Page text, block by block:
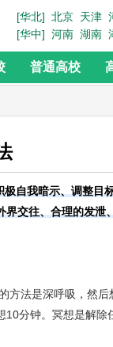
[华北] 北京 天津
[华中] 河南 湖南
普通高校
自我暗示、调整
交往、合理的发
分钟。冥想是解除